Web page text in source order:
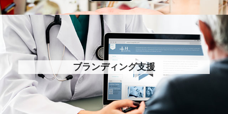
ブランディング支援